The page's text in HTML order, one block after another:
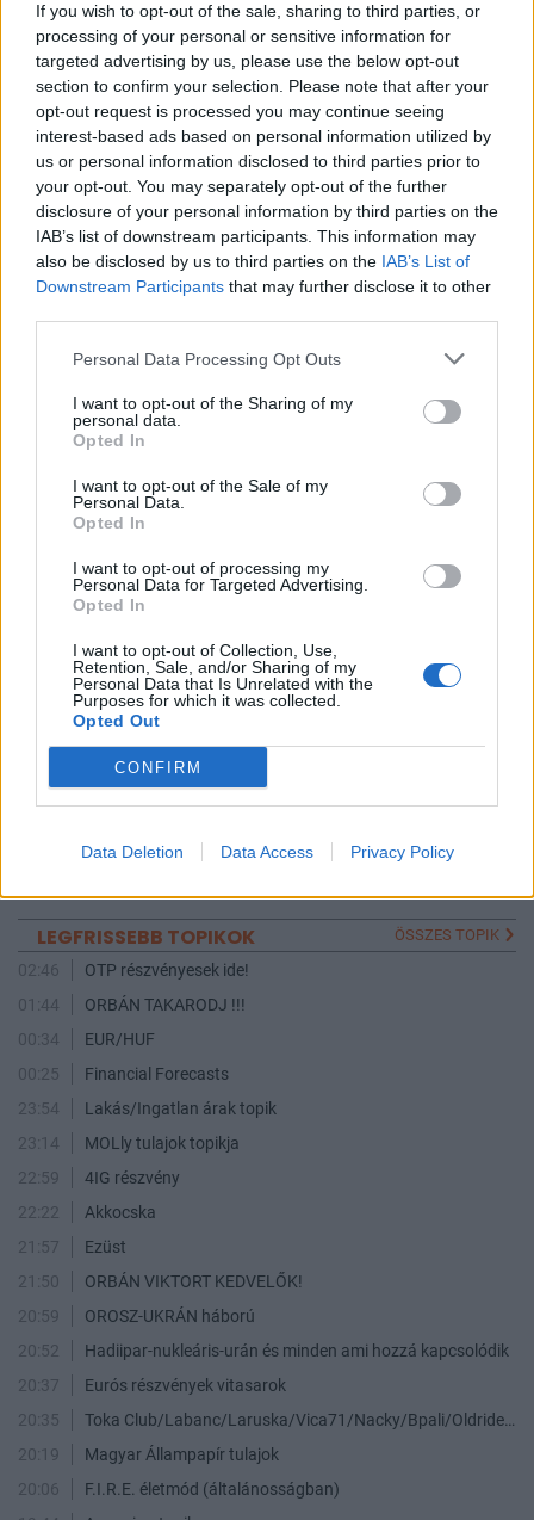
If you wish to opt-out of the sale, sharing to third parties, or
processing of your personal or sensitive information for
targeted advertising by us, please use the below opt-out
section to confirm your selection. Please note that after your
opt-out request is processed you may continue seeing
interest-based ads based on personal information utilized by
us or personal information disclosed to third parties prior to
your opt-out. You may separately opt-out of the further
disclosure of your personal information by third parties on the
IAB’s list of downstream participants. This information may
also be disclosed by us to third parties on the IAB’s List of
Downstream Participants that may further disclose it to other
Personal Data Processing Opt Outs
I want to opt-out of the Sharing of my
personal data.
Opted In
I want to opt-out of the Sale of my
Personal Data.
Opted In
I want to opt-out of processing my
Personal Data for Targeted Advertising.
Opted In
I want to opt-out of Collection, Use,
Retention, Sale, and/or Sharing of my
Personal Data that Is Unrelated with the
Purposes for which it was collected.
Opted Out
CONFIRM
Data Deletion Data Access Privacy Policy
badmanner
2023. 04. 05. 14:38
Előzmény: #107682 Törölt felhasználó
még azért nem.
elmúlt 30 nap átlagos forgalma 14:45-ig kb 35m HUF, ettől még
elmaradunk a mai napon
0 0 Válasz erre
Törölt felhasználó 2023. 04. 05. 14:35
1 Válasz erre
Törölt felhasználó
2023. 04. 05. 14:33
Előzmény:
Neked nem?
0
TOPIK GAZDA
betgyuri
3
AKTÍV FÓRUMOZÓK
LEGFRISSEBB TOPIKOK ÖSSZES TOPIK
02:46
OTP részvényesek ide!
01:44
ORBÁN TAKARODJ !!!
00:34
EUR/HUF
00:25
Financial Forecasts
23:54
Lakás/Ingatlan árak topik
23:14
MOLly tulajok topikja
22:59
4IG részvény
22:22
Akkocska
21:57
Ezüst
21:50
ORBÁN VIKTORT KEDVELŐK!
20:59
OROSZ-UKRÁN háború
20:52
Hadiipar-nukleáris-urán és minden ami hozzá kapcsolódik
20:37
Eurós részvények vitasarok
20:35
Toka Club/Labanc/Laruska/Vica71/Nacky/Bpali/Oldrider/Josefernando/Mcbull/Kawaszabi
20:19
Magyar Állampapír tulajok
20:06
F.I.R.E. életmód (általánosságban)